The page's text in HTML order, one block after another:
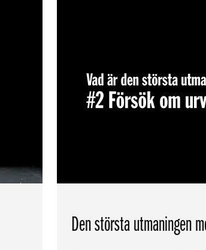
Den största utmaningen